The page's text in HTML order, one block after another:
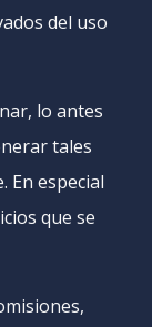
del uso
lo antes
tales
En especial
que se